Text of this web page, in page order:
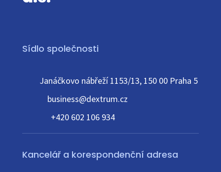
Sídlo společnosti
Janáčkovo nábřeží 1153/13, 150 00 Praha 5
business@dextrum.cz
+420 602 106 934
Kancelář a korespondenční adresa